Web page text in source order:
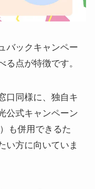
バックキャンペー
る点が特徴です。
口同様に、独自キ
公式キャンペーン
も併用できるた
い方に向いていま